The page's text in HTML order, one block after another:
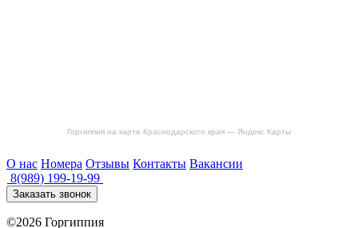
Горгиппия на карте Краснодарского края — Яндекс Карты
О нас Номера Отзывы Контакты Вакансии
8(989) 199-19-99
Заказать звонок
©2026 Горгиппия